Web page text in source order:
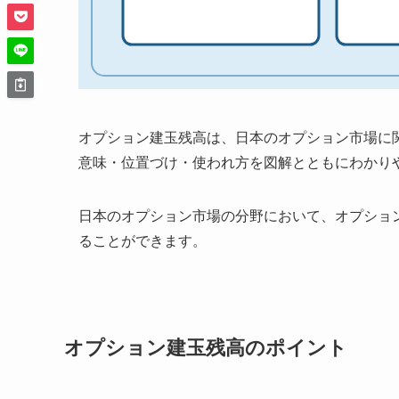
オプション建玉残高は、日本のオプション市場
意味・位置づけ・使われ方を図解とともにわかり
日本のオプション市場の分野において、オプシ
ることができます。
オプション建玉残高のポイント